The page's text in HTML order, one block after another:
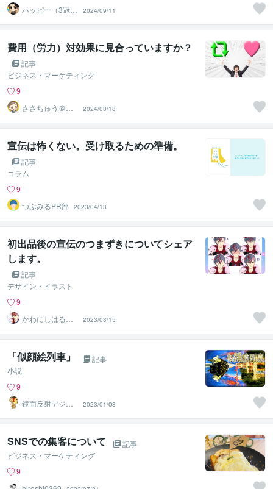
ハッピー（3冠受
賞・国家資格保
有）
2024/09/11
費用（労力）対効果に見合っていますか？
記事
ビジネス・マーケティング
9
ささちゅう＠集
客コンサル25年
目
2024/03/18
宣伝は怖くない。受け取るための準備。
記事
コラム
9
つぶみるPR部 2023/04/13
初出品後の宣伝のつまずきについてシェア
します。
記事
デザイン・イラスト
9
かわにしはる
か Vtuber制作
2023/03/15
「似顔絵列車」
記事
小説
9
鏡面反射デジタ
ルアート製作所
（鈴木穣）
2023/01/08
SNSでの集客について
記事
ビジネス・マーケティング
9